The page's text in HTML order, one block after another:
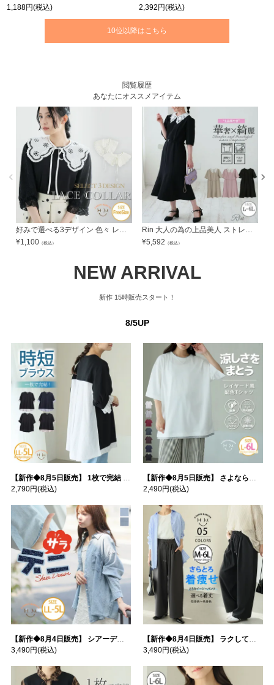
1,188円(税込) 2,392円(税込)
10位以降はこちら
閲覧履歴
あなたにオススメアイテム
好みで選べる3デザイン 色々 レース 付け襟 【メール便可3】 | 大きいサイズの通販ならハッピーマリリン
¥1,100 （税込）
Rin 大人の為の上品美人 ストレッチ レース襟ワンピース オフィス 大人 着やせ 体型カバー ビジネス 通勤 ママ | 大きいサイズの通販ならハッピーマリリン
¥5,592 （税込）
NEW ARRIVAL
新作 15時販売スタート！
8/5UP
【新作◆8月5日販売】 1枚で完結 袖口＆バック フハク使い トップス | 大きいサイズの通販ならハッピーマリリン
2,790円(税込)
【新作◆8月5日販売】 さよなら猛暑 涼しさを着る 遮熱 接触冷感 吸水・速乾 五分袖 コンフォートメッシュ 配色レイヤード 風ゆる Tシャツ | 大きいサイズの通販ならハッピーマリリン
2,490円(税込)
【新作◆8月4日販売】 シアーデニムで お洒落に肌隠し | 大きいサイズの通販ならハッピーマリリン
3,490円(税込)
【新作◆8月4日販売】 ラクして高見え！ 着痩せ とろみ イージーパンツ | 大きいサイズの通販ならハッピーマリリン
3,490円(税込)